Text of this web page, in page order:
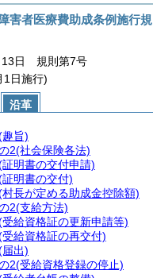
害者医療費助成条例施行規
13日 規則第7号
1日施行)
沿革
趣旨)
2(社会保険各法)
証明書の交付申請)
証明書の交付)
村長が定める助成金控除額)
2(支給方法)
受給資格証の更新申請等)
受給資格証の再交付)
届出)
2(受給資格登録の停止)